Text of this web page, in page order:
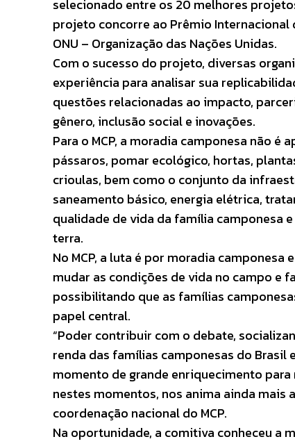
selecionado entre os 20 melhores
projeto concorre ao Prêmio Internacional
ONU – Organização das Nações Unidas.
Com o sucesso do projeto, diversas
experiência para analisar sua
questões relacionadas ao impacto,
gênero, inclusão social e inovações.
Para o MCP, a moradia camponesa não
pássaros, pomar ecológico, hortas,
crioulas, bem como o conjunto da
saneamento básico, energia elétrica,
qualidade de vida da família camponesa
terra.
No MCP, a luta é por moradia
mudar as condições de vida no campo e
possibilitando que as famílias
papel central.
“Poder contribuir com o debate,
renda das famílias camponesas do
momento de grande enriquecimento
nestes momentos, nos anima ainda mais
coordenação nacional do MCP.
Na oportunidade, a comitiva conheceu a